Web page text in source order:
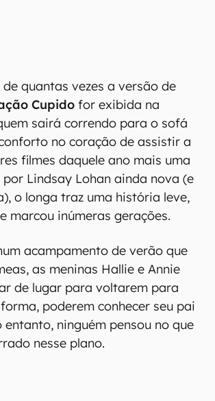
quantas vezes a versão de
Cupido for exibida na
sairá correndo para o sofá
no coração de assistir a
filmes daquele ano mais uma
por Lindsay Lohan ainda nova (e
o longa traz uma história leve,
marcou inúmeras gerações.
acampamento de verão que
as meninas Hallie e Annie
de lugar para voltarem para
poderem conhecer seu pai
entanto, ninguém pensou no que
nesse plano.